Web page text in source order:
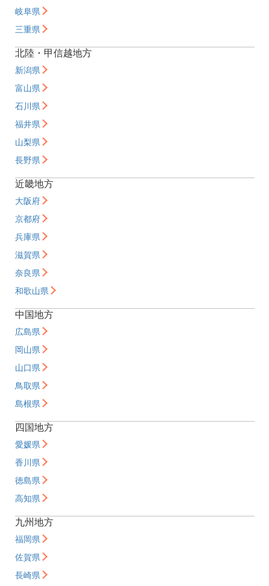
岐阜県
三重県
北陸・甲信越地方
新潟県
富山県
石川県
福井県
山梨県
長野県
近畿地方
大阪府
京都府
兵庫県
滋賀県
奈良県
和歌山県
中国地方
広島県
岡山県
山口県
鳥取県
島根県
四国地方
愛媛県
香川県
徳島県
高知県
九州地方
福岡県
佐賀県
長崎県